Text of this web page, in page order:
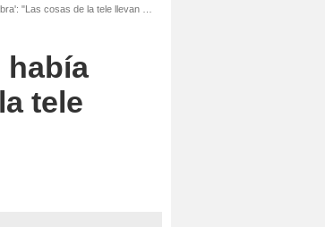
cosas de la tele llevan un tiempo"
había
tele